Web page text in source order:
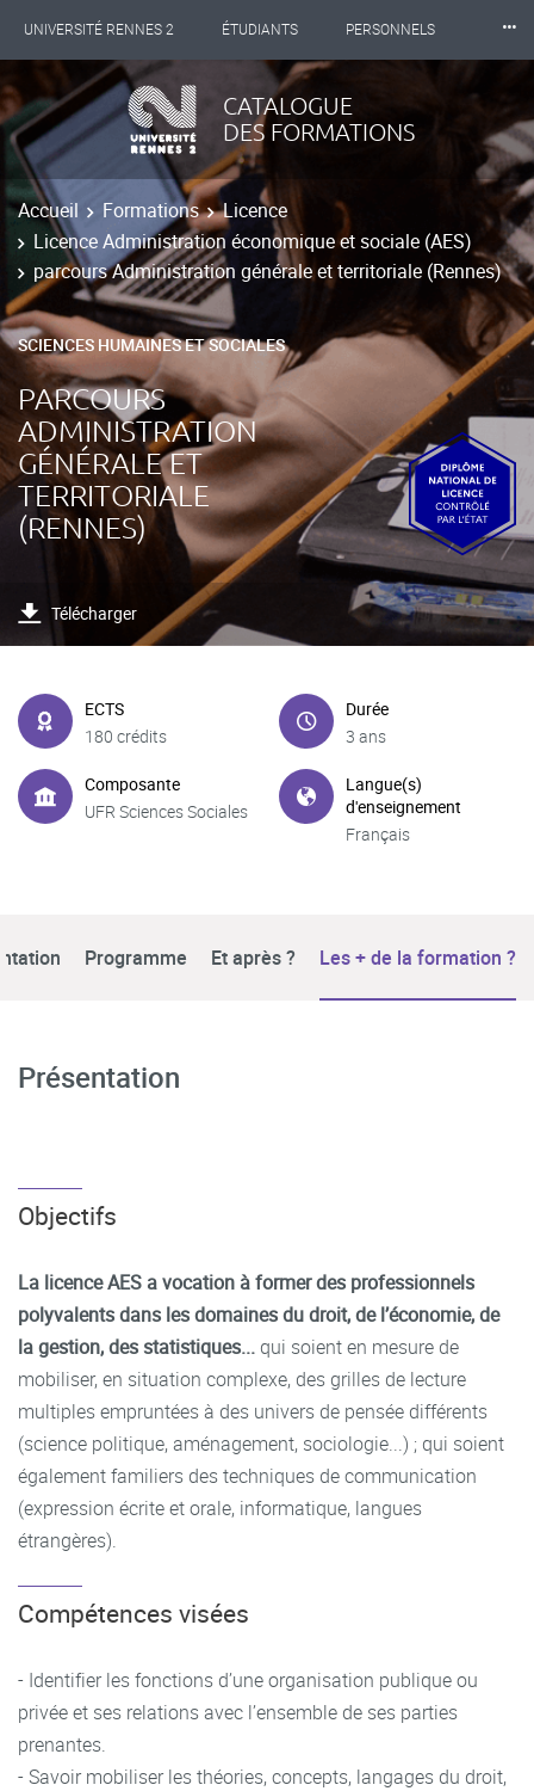
UNIVERSITÉ RENNES 2 ÉTUDIANTS PERSONNELS
INTERNATIONAL PROFESSIONNELS
LES NOUVELLES DE RENNES 2
⸱⸱⸱
CATALOGUE
DES FORMATIONS
Accueil Formations
Licence
Licence Administration économique et sociale (AES)
parcours Administration générale et territoriale (Rennes)
SCIENCES HUMAINES ET SOCIALES
PARCOURS
ADMINISTRATION
GÉNÉRALE ET
TERRITORIALE
(RENNES)
Télécharger
ECTS
180 crédits
Durée
3 ans
Composante
UFR Sciences Sociales
Langue(s)
d'enseignement
Français
Programme Et après ? Les + de la formation ?
Présentation
Objectifs
La licence AES a vocation à former des professionnels
polyvalents dans les domaines du droit, de l’économie, de
la gestion, des statistiques...qui soient en mesure de
mobiliser, en situation complexe, des grilles de lecture
multiples empruntées à des univers de pensée différents
(science politique, aménagement, sociologie...) ; qui soient
également familiers des techniques de communication
(expression écrite et orale, informatique, langues
étrangères).
Compétences visées
- Identifier les fonctions d’une organisation publique ou
privée et ses relations avec l’ensemble de ses parties
prenantes.
- Savoir mobiliser les théories, concepts, langages du droit,